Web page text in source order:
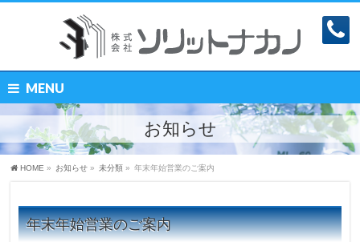
MENU
お知らせ
HOME » お知らせ » 未分類 » 年末年始営業のご案内
年末年始営業のご案内